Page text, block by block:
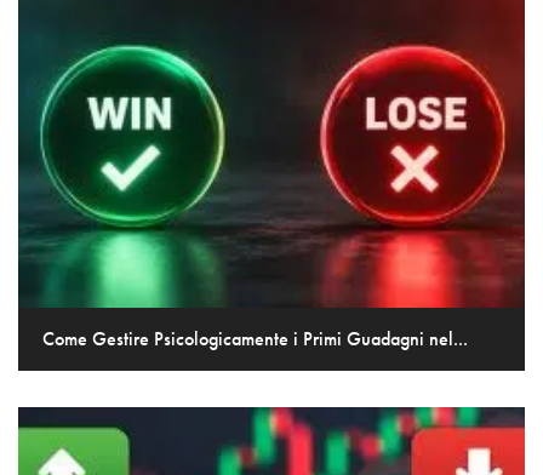
Come Gestire Psicologicamente i Primi Guadagni nel...